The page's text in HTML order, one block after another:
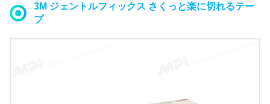
3M ジェントルフィックス さくっと楽に切れるテー
プ